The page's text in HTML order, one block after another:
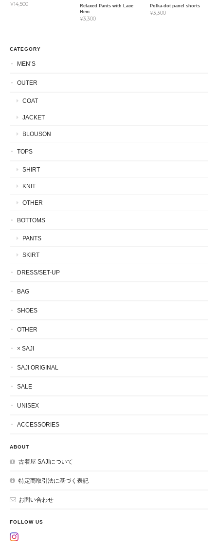
¥14,500
Relaxed Pants with Lace
Hem
¥3,300
Polka-dot panel shorts
¥3,300
CATEGORY
MEN’S
OUTER
COAT
JACKET
BLOUSON
TOPS
SHIRT
KNIT
OTHER
BOTTOMS
PANTS
SKIRT
DRESS/SET-UP
BAG
SHOES
OTHER
× SAJI
SAJI ORIGINAL
SALE
UNISEX
ACCESSORIES
ABOUT
古着屋 SAJIについて
特定商取引法に基づく表記
お問い合わせ
FOLLOW US